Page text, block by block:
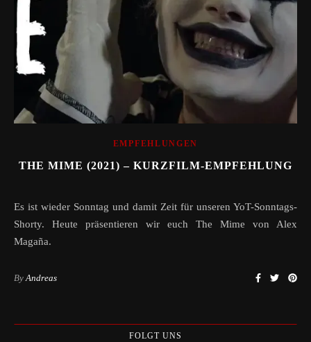
EMPFEHLUNGEN
THE MIME (2021) – KURZFILM-EMPFEHLUNG
Es ist wieder Sonntag und damit Zeit für unseren YoT-Sonntags-
Shorty. Heute präsentieren wir euch The Mime von Alex
Magaña.
ByAndreas
FOLGT UNS